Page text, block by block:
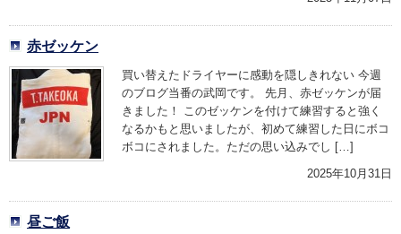
赤ゼッケン
買い替えたドライヤーに感動を隠しきれない 今週
のブログ当番の武岡です。 先月、赤ゼッケンが届
きました！ このゼッケンを付けて練習すると強く
なるかもと思いましたが、初めて練習した日にボコ
ボコにされました。ただの思い込みでし […]
2025年10月31日
昼ご飯